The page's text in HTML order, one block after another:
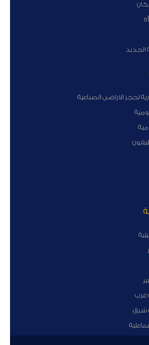
الجديد
لحجز الاراضى الصناعية
غرب
شرق